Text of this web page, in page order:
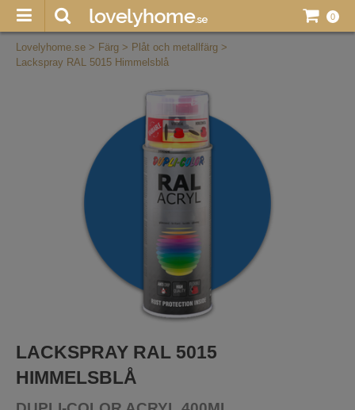
0
Lovelyhome.se > Färg > Plåt och metallfärg >
Lackspray RAL 5015 Himmelsblå
LACKSPRAY RAL 5015
HIMMELSBLÅ